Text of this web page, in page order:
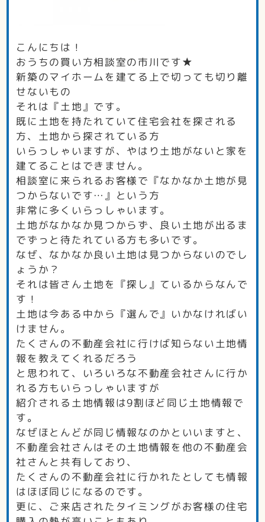
こんにちは！
おうちの買い方相談室の市川です★
新築のマイホームを建てる上で切っても切り離
せないもの
それは『土地』です。
既に土地を持たれていて住宅会社を探される
方、土地から探されている方
いらっしゃいますが、やはり土地がないと家を
建てることはできません。
相談室に来られるお客様で『なかなか土地が見
つからないです…』という方
非常に多くいらっしゃいます。
土地がなかなか見つからず、良い土地が出るま
でずっと待たれている方も多いです。
なぜ、なかなか良い土地は見つからないのでし
ょうか？
それは皆さん土地を『探し』ているからなんで
す！
土地は今ある中から『選んで』いかなければい
けません。
たくさんの不動産会社に行けば知らない土地情
報を教えてくれるだろう
と思われて、いろいろな不動産会社さんに行か
れる方もいらっしゃいますが
紹介される土地情報は9割ほど同じ土地情報で
す。
なぜほとんどが同じ情報なのかといいますと、
不動産会社さんはその土地情報を他の不動産会
社さんと共有しており、
たくさんの不動産会社に行かれたとしても情報
はほぼ同じになるのです。
更に、ご来店されたタイミングがお客様の住宅